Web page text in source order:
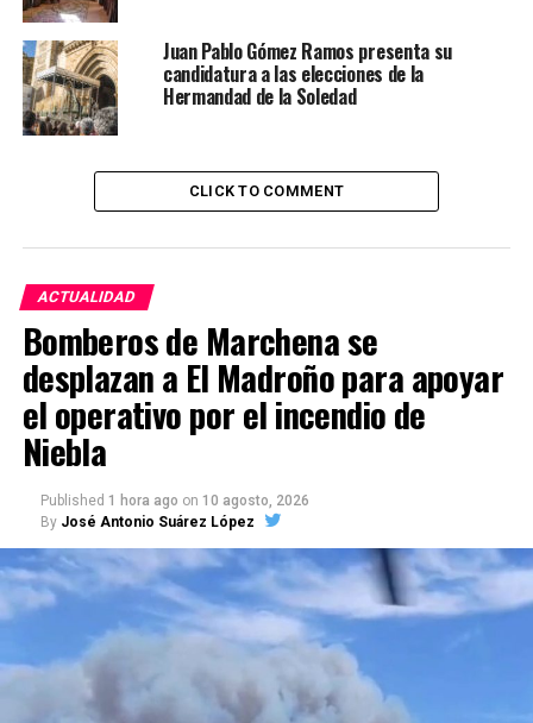
Juan Pablo Gómez Ramos presenta su
candidatura a las elecciones de la
Hermandad de la Soledad
CLICK TO COMMENT
ACTUALIDAD
Bomberos de Marchena se
desplazan a El Madroño para apoyar
el operativo por el incendio de
Niebla
Published 1 hora ago on 10 agosto, 2026
By José Antonio Suárez López